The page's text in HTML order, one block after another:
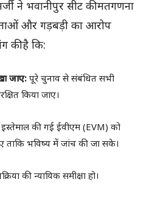
ने भवानीपुर सीट की मतगणना
और गड़बड़ी का आरोप
की है कि:
जाए: पूरे चुनाव से संबंधित सभी
किया जाए।
की गई ईवीएम (EVM) को
ताकि भविष्य में जांच की जा सके।
की न्यायिक समीक्षा हो।